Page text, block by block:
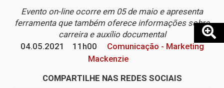
Evento on-line ocorre em 05 de maio e apresenta
ferramenta que também oferece informações sobre
carreira e auxílio documental
04.05.2021
11h00
Comunicação - Marketing
Mackenzie
COMPARTILHE NAS REDES SOCIAIS